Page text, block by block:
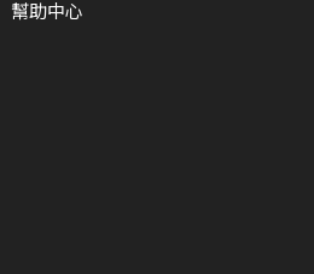
幫助中心